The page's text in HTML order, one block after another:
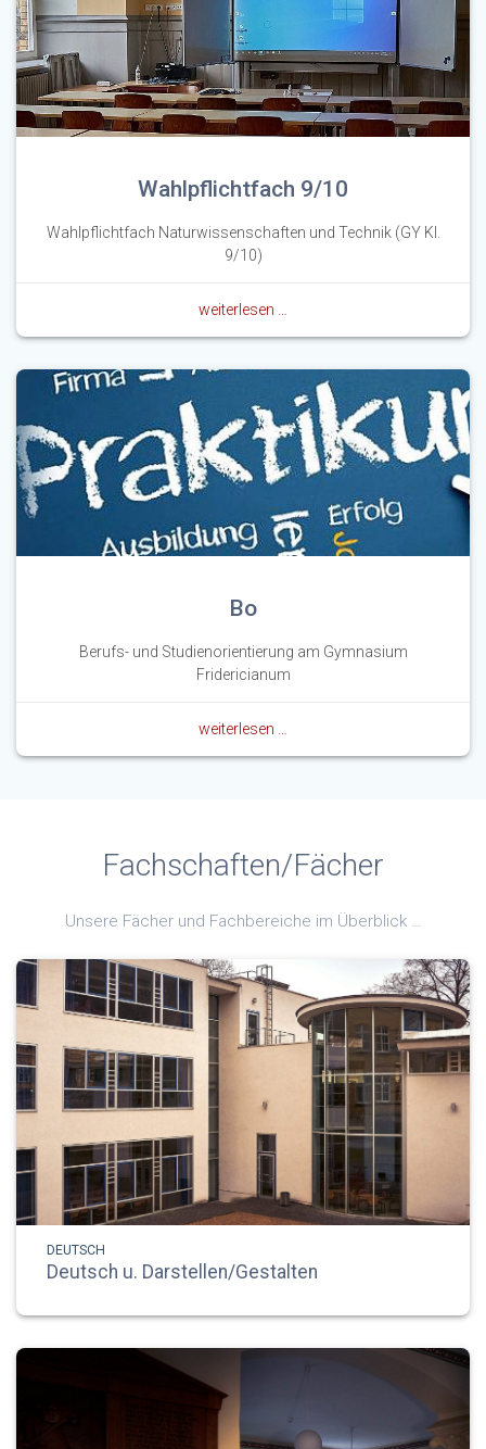
Wahlpflichtfach 9/10
Wahlpflichtfach Naturwissenschaften und Technik (GY Kl.
9/10)
weiterlesen …
Bo
Berufs- und Studienorientierung am Gymnasium
Fridericianum
weiterlesen …
Fachschaften/Fächer
Unsere Fächer und Fachbereiche im Überblick …
DEUTSCH
Deutsch u. Darstellen/Gestalten